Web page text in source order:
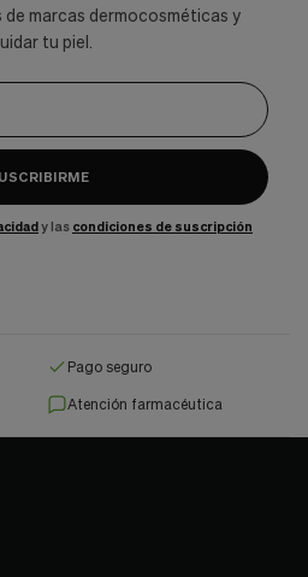
marcas dermocosméticas y
tu piel.
y las condiciones de suscripción
Pago seguro
Atención farmacéutica